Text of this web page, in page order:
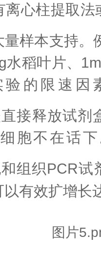
离心柱提取
样本支持。
水稻叶片、
的限速因
接释放试剂
胞不在话
组织PCR试
有效扩增长